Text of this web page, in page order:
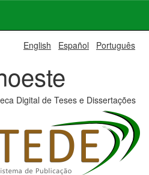
English Español Português
Digital de Teses e Dissertações